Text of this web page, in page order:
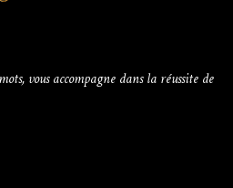
vous accompagne dans la réussite de